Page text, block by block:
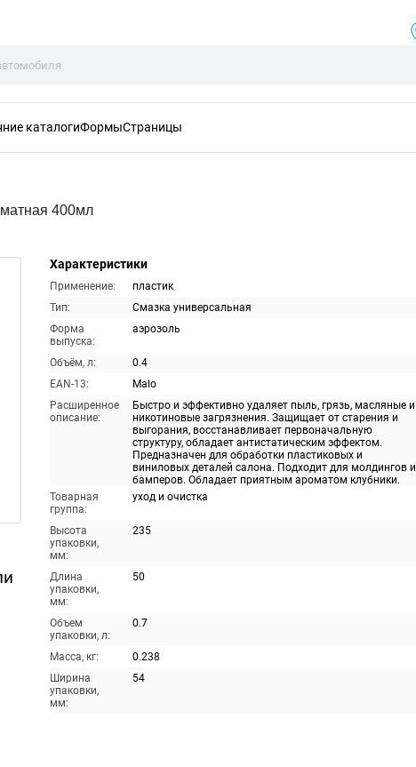
каталогиФормыСтраницы
400мл
Характеристики
Применение:
пластик
Тип:
Смазка универсальная
Форма
выпуска:
аэрозоль
Объём, л:
0.4
EAN-13:
Malo
Расширенное
описание:
Быстро и эффективно удаляет пыль, грязь, масляные и
никотиновые загрязнения. Защищает от старения и
выгорания, восстанавливает первоначальную
структуру, обладает антистатическим эффектом.
Предназначен для обработки пластиковых и
виниловых деталей салона. Подходит для молдингов и
бамперов. Обладает приятным ароматом клубники.
Товарная
группа:
уход и очистка
Высота
упаковки,
мм:
235
Длина
упаковки,
мм:
50
Объем
упаковки, л:
0.7
Масса, кг:
0.238
Ширина
упаковки,
мм:
54